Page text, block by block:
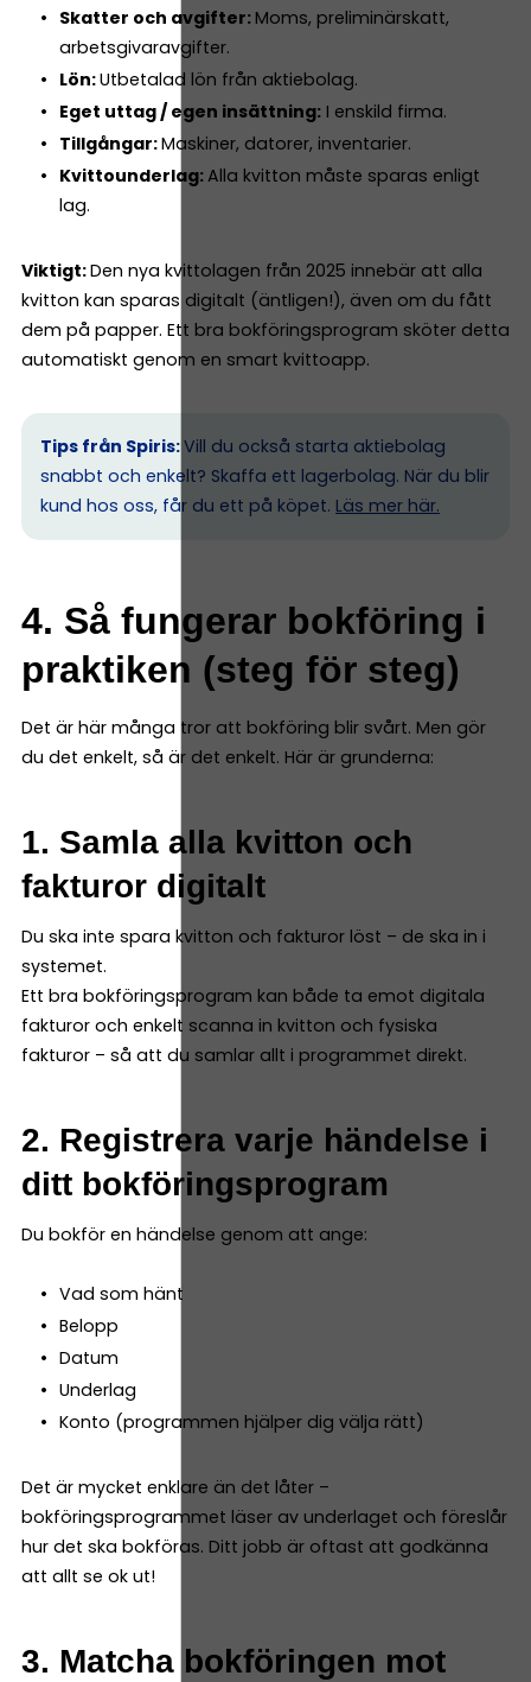
Skatter och avgifter: Moms, preliminärskatt,
arbetsgivaravgifter.
Lön:Utbetalad lön från aktiebolag.
Eget uttag / egen insättning:I enskild firma.
Tillgångar:Maskiner, datorer, inventarier.
Kvittounderlag:Alla kvitton måste sparas enligt
lag.
Viktigt:Den nya kvittolagen från 2025 innebär att alla
kvitton kan sparas digitalt (äntligen!), även om du fått
dem på papper. Ett bra bokföringsprogram sköter detta
automatiskt genom en smart kvittoapp.
Tips från Spiris:Vill du också starta aktiebolag
snabbt och enkelt? Skaffa ett lagerbolag. När du blir
kund hos oss, får du ett på köpet. Läs mer här.
4. Så fungerar bokföring i
praktiken (steg för steg)
Det är här många tror att bokföring blir svårt. Men gör
du det enkelt, så är det enkelt. Här är grunderna:
1. Samla alla kvitton och
fakturor digitalt
Du ska inte spara kvitton och fakturor löst – de ska in i
systemet.
Ett bra bokföringsprogram kan både ta emot digitala
fakturor och enkelt scanna in kvitton och fysiska
fakturor – så att du samlar allt i programmet direkt.
2. Registrera varje händelse i
ditt bokföringsprogram
Du bokför en händelse genom att ange:
Vad som hänt
Belopp
Datum
Underlag
Konto (programmen hjälper dig välja rätt)
Det är mycket enklare än det låter –
bokföringsprogrammet läser av underlaget och föreslår
hur det ska bokföras. Ditt jobb är oftast att godkänna
att allt se ok ut!
3. Matcha bokföringen mot